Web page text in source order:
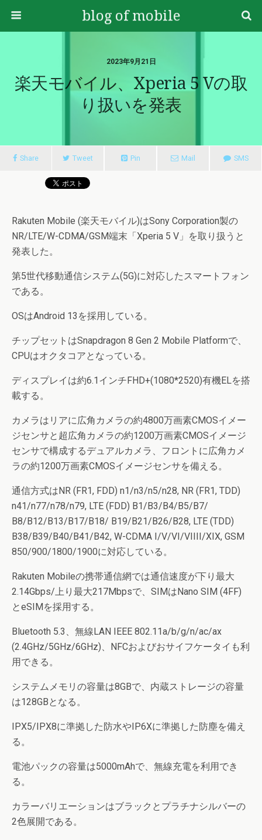
blog of mobile
2023年9月21日
楽天モバイル、Xperia 5 Vの取
り扱いを発表
Share Tweet Pin Mail SMS
Rakuten Mobile (楽天モバイル)はSony Corporation製の
NR/LTE/W-CDMA/GSM端末「Xperia 5 V」を取り扱うと
発表した。
第5世代移動通信システム(5G)に対応したスマートフォン
である。
OSはAndroid 13を採用している。
チップセットはSnapdragon 8 Gen 2 Mobile Platformで、
CPUはオクタコアとなっている。
ディスプレイは約6.1インチFHD+(1080*2520)有機ELを搭
載する。
カメラはリアに広角カメラの約4800万画素CMOSイメー
ジセンサと超広角カメラの約1200万画素CMOSイメージ
センサで構成するデュアルカメラ、フロントに広角カメ
ラの約1200万画素CMOSイメージセンサを備える。
通信方式はNR (FR1, FDD) n1/n3/n5/n28, NR (FR1, TDD)
n41/n77/n78/n79, LTE (FDD) B1/B3/B4/B5/B7/
B8/B12/B13/B17/B18/ B19/B21/B26/B28, LTE (TDD)
B38/B39/B40/B41/B42, W-CDMA I/V/VI/VIIII/XIX, GSM
850/900/1800/1900に対応している。
Rakuten Mobileの携帯通信網では通信速度が下り最大
2.14Gbps/上り最大217Mbpsで、SIMはNano SIM (4FF)
とeSIMを採用する。
Bluetooth 5.3、無線LAN IEEE 802.11a/b/g/n/ac/ax
(2.4GHz/5GHz/6GHz)、NFCおよびおサイフケータイも利
用できる。
システムメモリの容量は8GBで、内蔵ストレージの容量
は128GBとなる。
IPX5/IPX8に準拠した防水やIP6Xに準拠した防塵を備え
る。
電池パックの容量は5000mAhで、無線充電を利用でき
る。
カラーバリエーションはブラックとプラチナシルバーの
2色展開である。